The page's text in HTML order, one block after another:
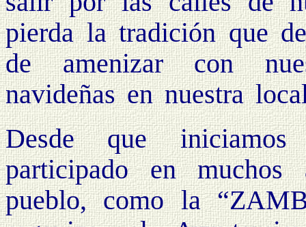
pierda la tradición que
de amenizar con
navideñas en nuestra
Desde que
participado en muchos
pueblo, como la